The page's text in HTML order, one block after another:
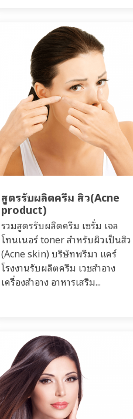
สูตรรับผลิตครีม สิว(Acne
product)
รวมสูตรรับผลิตครีม เซรั่ม เจล
โทนเนอร์ toner สำหรับผิวเป็นสิว
(Acne skin) บริษัทพรีมา แคร์
โรงงานรับผลิตครีม เวชสำอาง
เครื่องสำอาง อาหารเสริม...